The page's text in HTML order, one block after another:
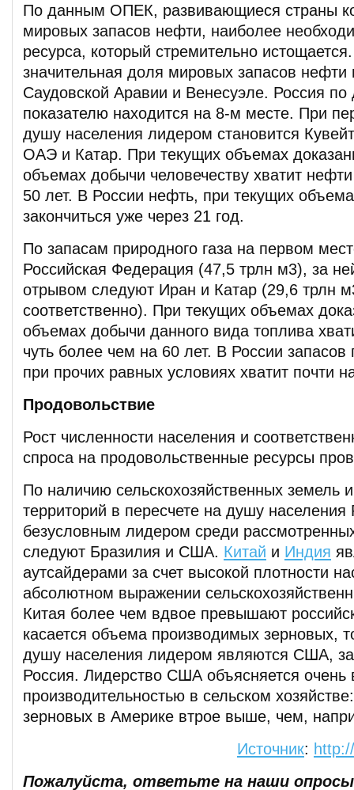
По данным ОПЕК, развивающиеся страны
мировых запасов нефти, наиболее
ресурса, который стремительно
значительная доля мировых запасов нефти
Саудовской Аравии и Венесуэле. Россия по
показателю находится на 8-м месте. При
душу населения лидером становится
ОАЭ и Катар. При текущих объемах
объемах добычи человечеству хватит
50 лет. В России нефть, при текущих
закончиться уже через 21 год.
По запасам природного газа на первом
Российская Федерация (47,5 трлн м3), за
отрывом следуют Иран и Катар (29,6 трлн
соответственно). При текущих объемах
объемах добычи данного вида топлива
чуть более чем на 60 лет. В России запасов
при прочих равных условиях хватит почти
Продовольствие
Рост численности населения и
спроса на продовольственные ресурсы
По наличию сельскохозяйственных земель
территорий в пересчете на душу населения
безусловным лидером среди
следуют Бразилия и США. Китай и Индия
аутсайдерами за счет высокой плотности
абсолютном выражении
Китая более чем вдвое превышают
касается объема производимых зерновых,
душу населения лидером являются США,
Россия. Лидерство США объясняется очень
производительностью в сельском
зерновых в Америке втрое выше, чем,
Источник:
Пожалуйста, ответьте на наши